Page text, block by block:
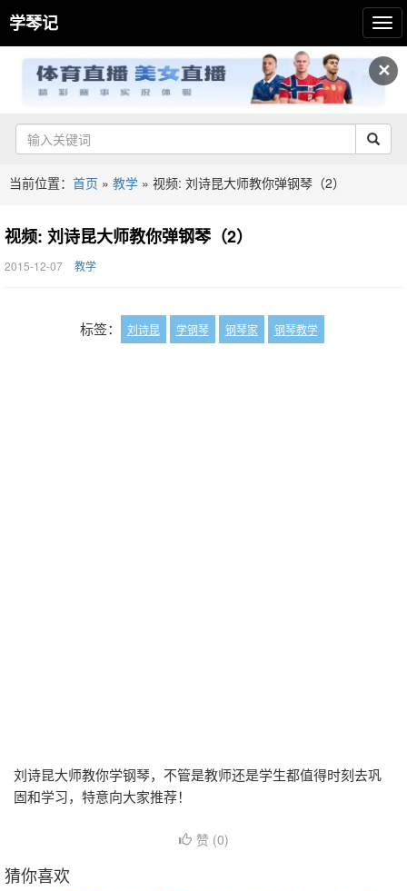
✕
学琴记
当前位置： 首页 » 教学 » 视频: 刘诗昆大师教你弹钢琴（2）
视频: 刘诗昆大师教你弹钢琴（2）
2015-12-07 教学
标签： 刘诗昆 学钢琴 钢琴家 钢琴教学
刘诗昆大师教你学钢琴，不管是教师还是学生都值得时刻去巩
固和学习，特意向大家推荐！
赞 (0)
猜你喜欢